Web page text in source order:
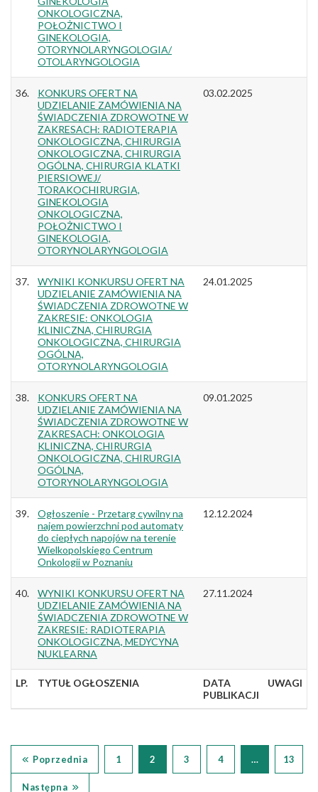
LP. TYTUŁ OGŁOSZENIA
DATA
PUBLIKACJI
UWAGI
ONKOLOGICZNA,
POŁOŻNICTWO I
GINEKOLOGIA,
OTORYNOLARYNGOLOGIA/
OTOLARYNGOLOGIA
36.
KONKURS OFERT NA
UDZIELANIE ZAMÓWIENIA NA
ŚWIADCZENIA ZDROWOTNE W
ZAKRESACH: RADIOTERAPIA
ONKOLOGICZNA, CHIRURGIA
ONKOLOGICZNA, CHIRURGIA
OGÓLNA, CHIRURGIA KLATKI
PIERSIOWEJ/
TORAKOCHIRURGIA,
GINEKOLOGIA
ONKOLOGICZNA,
POŁOŻNICTWO I
GINEKOLOGIA,
OTORYNOLARYNGOLOGIA
03.02.2025
37.
WYNIKI KONKURSU OFERT NA
UDZIELANIE ZAMÓWIENIA NA
ŚWIADCZENIA ZDROWOTNE W
ZAKRESIE: ONKOLOGIA
KLINICZNA, CHIRURGIA
ONKOLOGICZNA, CHIRURGIA
OGÓLNA,
OTORYNOLARYNGOLOGIA
24.01.2025
38.
KONKURS OFERT NA
UDZIELANIE ZAMÓWIENIA NA
ŚWIADCZENIA ZDROWOTNE W
ZAKRESACH: ONKOLOGIA
KLINICZNA, CHIRURGIA
ONKOLOGICZNA, CHIRURGIA
OGÓLNA,
OTORYNOLARYNGOLOGIA
09.01.2025
39.
Ogłoszenie - Przetarg cywilny na
najem powierzchni pod automaty
do ciepłych napojów na terenie
Wielkopolskiego Centrum
Onkologii w Poznaniu
12.12.2024
40.
WYNIKI KONKURSU OFERT NA
UDZIELANIE ZAMÓWIENIA NA
ŚWIADCZENIA ZDROWOTNE W
ZAKRESIE: RADIOTERAPIA
ONKOLOGICZNA, MEDYCYNA
NUKLEARNA
27.11.2024
Poprzednia 1 2 3 4 … 13
Następna